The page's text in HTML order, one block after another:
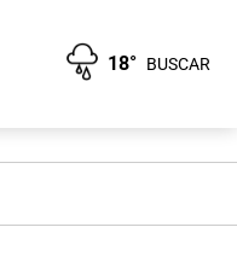
18° BUSCAR